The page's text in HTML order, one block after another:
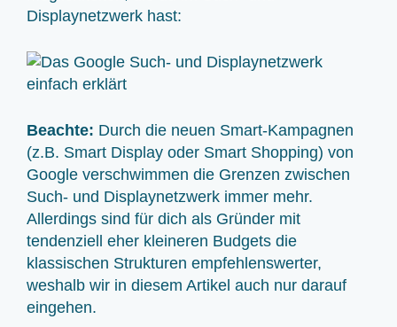
Displaynetzwerk hast:
Beachte: Durch die neuen Smart-Kampagnen
(z.B. Smart Display oder Smart Shopping) von
Google verschwimmen die Grenzen zwischen
Such- und Displaynetzwerk immer mehr.
Allerdings sind für dich als Gründer mit
tendenziell eher kleineren Budgets die
klassischen Strukturen empfehlenswerter,
weshalb wir in diesem Artikel auch nur darauf
eingehen.